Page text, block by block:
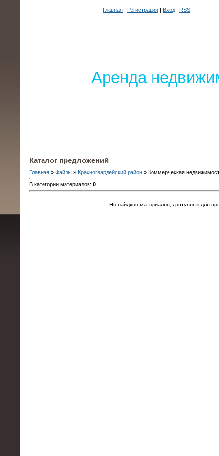
Главная | Регистрация | Вход | RSS
Аренда
Каталог предложений
Главная » Файлы » Красногвардейский район » Коммерческая
В категории материалов: 0
Не найдено материалов, доступных для